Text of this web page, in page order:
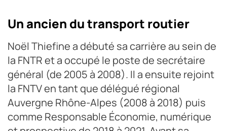
Un ancien du transport routier
Noël Thiefine a débuté sa carrière au sein de
la FNTR et a occupé le poste de secrétaire
général (de 2005 à 2008). Il a ensuite rejoint
la FNTV en tant que délégué régional
Auvergne Rhône-Alpes (2008 à 2018) puis
comme Responsable Économie, numérique